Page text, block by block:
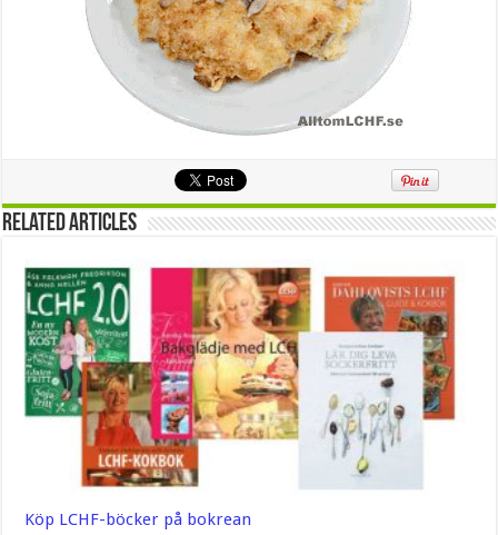
Related Articles
Köp LCHF-böcker på bokrean